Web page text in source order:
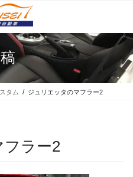
タム ジュリエッタのマフラー2
フラー2